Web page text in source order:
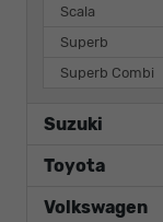
Scala
Superb
Superb Combi
Suzuki
Toyota
Volkswagen